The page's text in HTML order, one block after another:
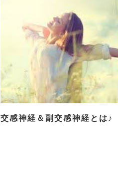
交感神経＆副交感神経とは♪